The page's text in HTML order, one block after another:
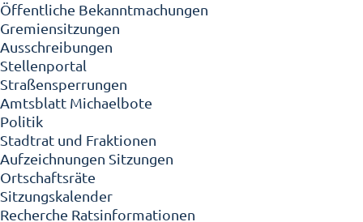
Öffentliche Bekanntmachungen
Gremiensitzungen
Ausschreibungen
Stellenportal
Straßensperrungen
Amtsblatt Michaelbote
Politik
Stadtrat und Fraktionen
Aufzeichnungen Sitzungen
Ortschaftsräte
Sitzungskalender
Recherche Ratsinformationen